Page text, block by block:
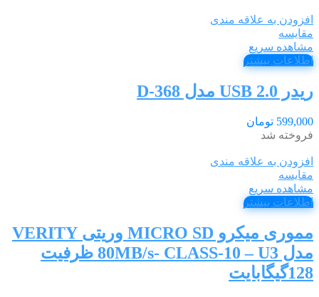
افزودن به علاقه مندی
مقایسه
مشاهده سریع
اطلاعات بیشتر
ریدر USB 2.0 مدل D-368
599,000 تومان
فروخته شد
افزودن به علاقه مندی
مقایسه
مشاهده سریع
اطلاعات بیشتر
مموری میکرو MICRO SD وریتی VERITY
مدل 80MB/s- CLASS-10 – U3 ظرفیت
128گیگابایت